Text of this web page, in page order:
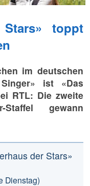
Stars» toppt
im deutschen
ist «Das
RTL: Die zweite
gewann
der Stars»
Dienstag)